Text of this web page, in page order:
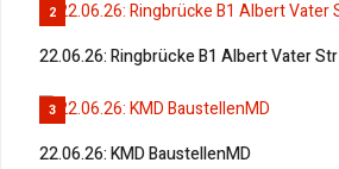
2
22.06.26: Ringbrücke B1 Albert Vater Str
3
22.06.26: KMD BaustellenMD